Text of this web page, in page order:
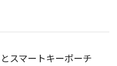
スマートキーポーチ